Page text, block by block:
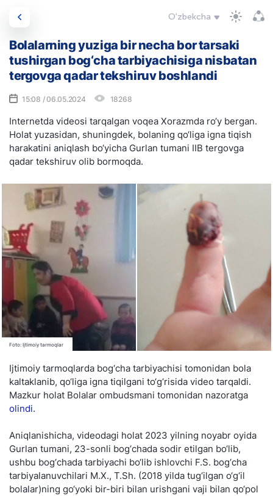
O'zbekcha
Bolalarning yuziga bir necha bor tarsaki
tushirgan bog‘cha tarbiyachisiga nisbatan
tergovga qadar tekshiruv boshlandi
15:08 / 06.05.2024 18268
Internetda videosi tarqalgan voqea Xorazmda ro‘y bergan.
Holat yuzasidan, shuningdek, bolaning qo‘liga igna tiqish
harakatini aniqlash bo‘yicha Gurlan tumani IIB tergovga
qadar tekshiruv olib bormoqda.
Foto: Ijtimoiy tarmoqlar
Ijtimoiy tarmoqlarda bog‘cha tarbiyachisi tomonidan bola
kaltaklanib, qo‘liga igna tiqilgani to‘g‘risida video tarqaldi.
Mazkur holat Bolalar ombudsmani tomonidan nazoratga
olindi.
Aniqlanishicha, videodagi holat 2023 yilning noyabr oyida
Gurlan tumani, 23-sonli bog‘chada sodir etilgan bo‘lib,
ushbu bog‘chada tarbiyachi bo‘lib ishlovchi F.S. bog‘cha
tarbiyalanuvchilari M.X., T.Sh. (2018 yilda tug‘ilgan o‘g‘il
bolalar)ning go‘yoki bir-biri bilan urishgani vaji bilan qo‘pol